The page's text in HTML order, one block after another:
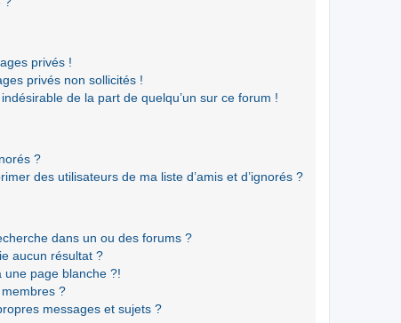
privés !
privés non sollicités !
de la part de quelqu’un sur ce forum !
?
des utilisateurs de ma liste d’amis et d’ignorés ?
dans un ou des forums ?
aucun résultat ?
une page blanche ?!
?
messages et sujets ?